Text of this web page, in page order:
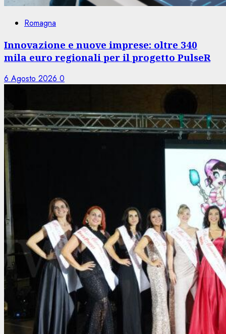
Romagna
Innovazione e nuove imprese: oltre 340
mila euro regionali per il progetto PulseR
6 Agosto 2026 0